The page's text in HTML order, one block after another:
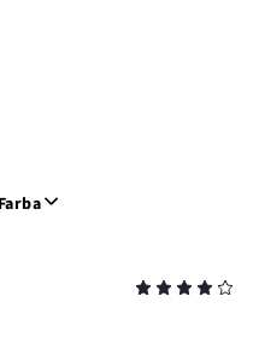
Farba